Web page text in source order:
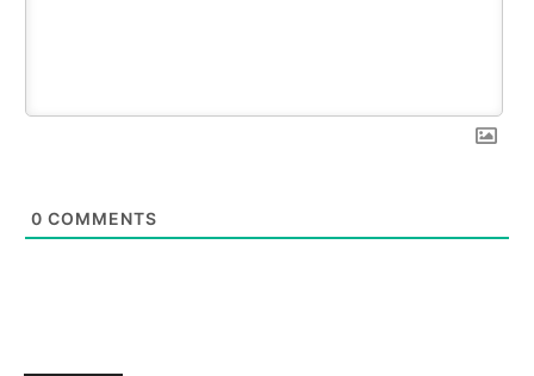
0 COMMENTS